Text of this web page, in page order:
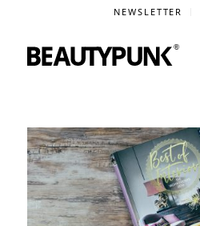
NEWSLETTER